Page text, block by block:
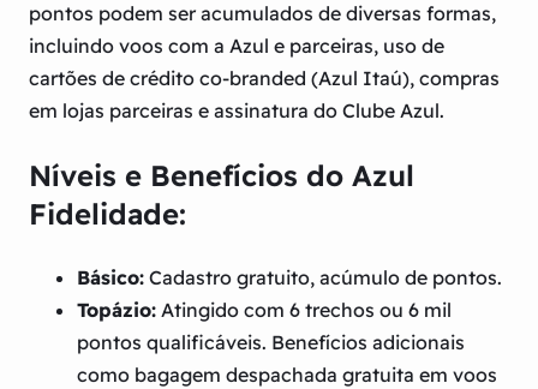
pontos podem ser acumulados de diversas formas,
incluindo voos com a Azul e parceiras, uso de
cartões de crédito co-branded (Azul Itaú), compras
em lojas parceiras e assinatura do Clube Azul.
Níveis e Benefícios do Azul
Fidelidade:
Básico: Cadastro gratuito, acúmulo de pontos.
Topázio: Atingido com 6 trechos ou 6 mil
pontos qualificáveis. Benefícios adicionais
como bagagem despachada gratuita em voos